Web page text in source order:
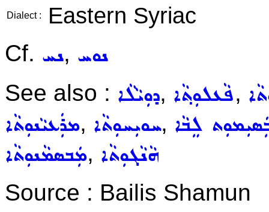
Dialect :
Eastern Syriac
Cf. ܢܚ, ܢܘܚ
See also : ܕܘܼܝܵܠܵܐ, ܦܵܥܠܘܼܬ݂ܵܐ,
ܡܪܲܥܝܵܢܘܼܬܵܐ, ܚܘܝܼܚܘܼܬܵܐ, ܠܸܒܵܐ
ܡܲܒܣܡܵܢܘܼܬܵܐ, ܗܵܢܵܓܘܼܬܵܐ
Source : Bailis Shamun